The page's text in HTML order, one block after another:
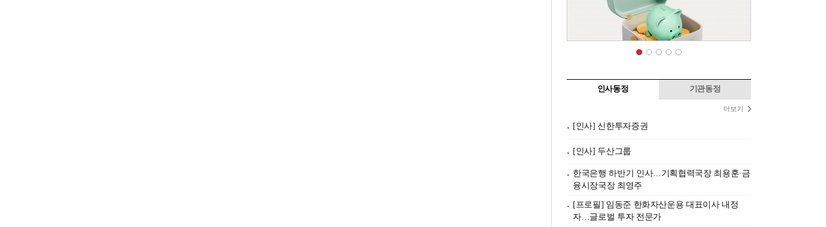
인사동정 기관동정
더보기
[인사] 신한투자증권
[인사] 두산그룹
한국은행 하반기 인사…기획협력국장 최용훈·금
융시장국장 최영주
[프로필] 임동준 한화자산운용 대표이사 내정
자…글로벌 투자 전문가